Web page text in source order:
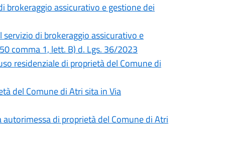
brokeraggio assicurativo e gestione dei
di brokeraggio assicurativo e
comma 1, lett. B) d. Lgs. 36/2023
residenziale di proprietà del Comune di
del Comune di Atri sita in Via
di proprietà del Comune di Atri